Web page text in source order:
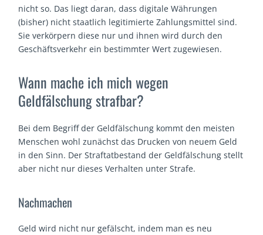
nicht so. Das liegt daran, dass digitale Währungen
(bisher) nicht staatlich legitimierte Zahlungsmittel sind.
Sie verkörpern diese nur und ihnen wird durch den
Geschäftsverkehr ein bestimmter Wert zugewiesen.
Wann mache ich mich wegen
Geldfälschung strafbar?
Bei dem Begriff der Geldfälschung kommt den meisten
Menschen wohl zunächst das Drucken von neuem Geld
in den Sinn. Der Straftatbestand der Geldfälschung stellt
aber nicht nur dieses Verhalten unter Strafe.
Nachmachen
Geld wird nicht nur gefälscht, indem man es neu